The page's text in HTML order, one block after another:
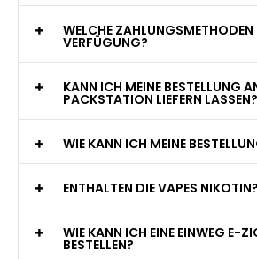
WELCHE ZAHLUNGSMETHODEN
VERFÜGUNG?
KANN ICH MEINE BESTELLUNG
PACKSTATION LIEFERN LASSEN?
WIE KANN ICH MEINE
ENTHALTEN DIE VAPES NIKOTIN?
WIE KANN ICH EINE EINWEG E-
BESTELLEN?